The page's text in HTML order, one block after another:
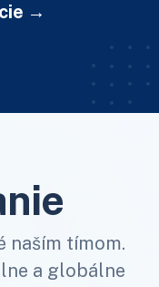
naším tímom.
a globálne